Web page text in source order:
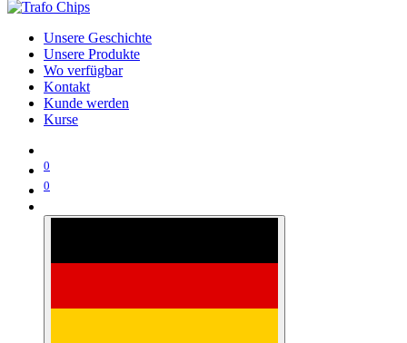
Unsere Geschichte
Unsere Produkte
Wo verfügbar
Kontakt
Kunde werden
Kurse
0
0